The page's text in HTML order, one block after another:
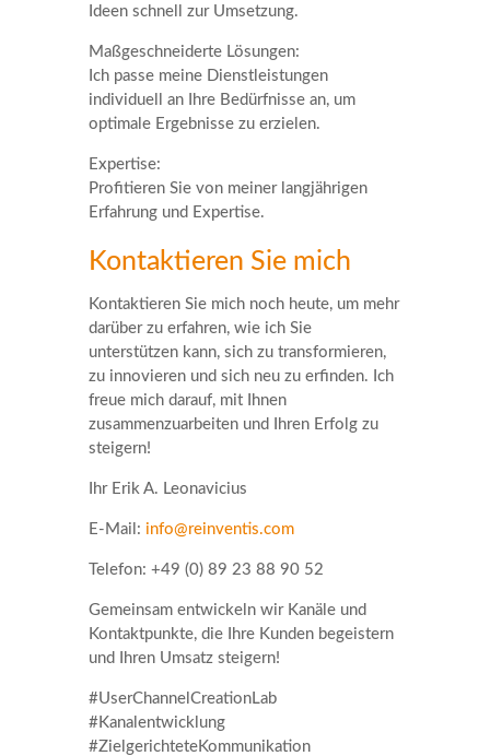
Ideen schnell zur Umsetzung.
Maßgeschneiderte Lösungen:
Ich passe meine Dienstleistungen
individuell an Ihre Bedürfnisse an, um
optimale Ergebnisse zu erzielen.
Expertise:
Profitieren Sie von meiner langjährigen
Erfahrung und Expertise.
Kontaktieren Sie mich
Kontaktieren Sie mich noch heute, um mehr
darüber zu erfahren, wie ich Sie
unterstützen kann, sich zu transformieren,
zu innovieren und sich neu zu erfinden. Ich
freue mich darauf, mit Ihnen
zusammenzuarbeiten und Ihren Erfolg zu
steigern!
Ihr Erik A. Leonavicius
E-Mail: info@reinventis.com
Telefon: +49 (0) 89 23 88 90 52
Gemeinsam entwickeln wir Kanäle und
Kontaktpunkte, die Ihre Kunden begeistern
und Ihren Umsatz steigern!
#UserChannelCreationLab
#Kanalentwicklung
#ZielgerichteteKommunikation